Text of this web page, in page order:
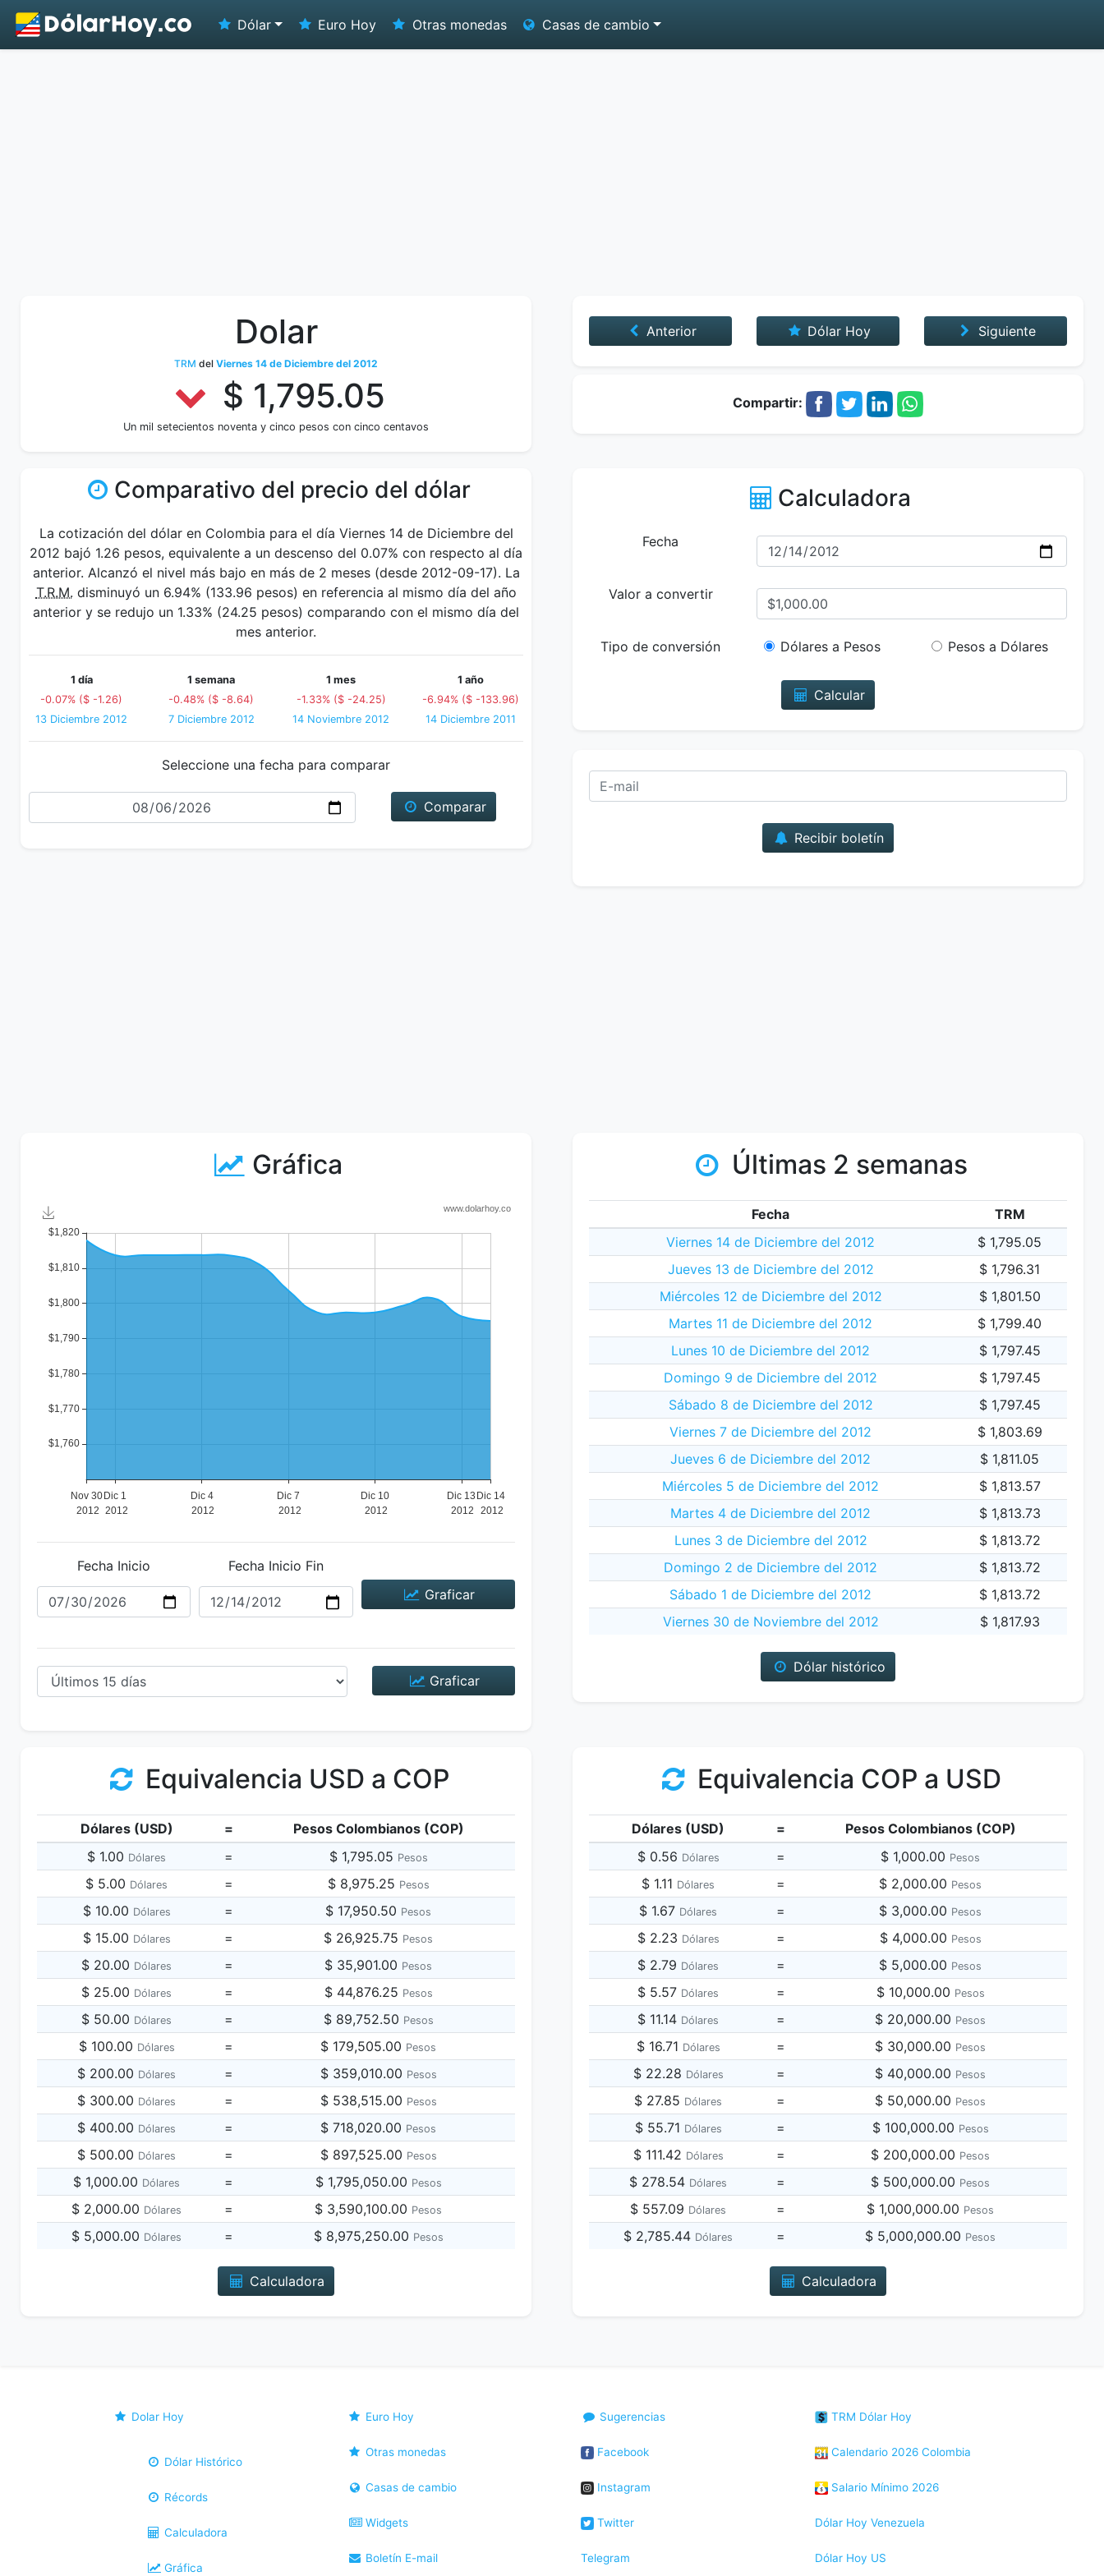
Dólar Euro Hoy Otras monedas Casas de cambio
Dolar
TRM del Viernes 14 de Diciembre del 2012
$ 1,795.05
Un mil setecientos noventa y cinco pesos con cinco centavos
Anterior Dólar Hoy Siguiente
Compartir:
Comparativo del precio del dólar
La cotización del dólar en Colombia para el día Viernes 14 de Diciembre del
2012 bajó 1.26 pesos, equivalente a un descenso del 0.07% con respecto al día
anterior. Alcanzó el nivel más bajo en más de 2 meses (desde 2012-09-17). La
T.R.M. disminuyó un 6.94% (133.96 pesos) en referencia al mismo día del año
anterior y se redujo un 1.33% (24.25 pesos) comparando con el mismo día del
mes anterior.
1 día
-0.07% ($ -1.26)
13 Diciembre 2012
1 semana
-0.48% ($ -8.64)
7 Diciembre 2012
1 mes
-1.33% ($ -24.25)
14 Noviembre 2012
1 año
-6.94% ($ -133.96)
14 Diciembre 2011
Seleccione una fecha para comparar
Fecha
Comparar
Calculadora
Fecha
Valor a convertir
Tipo de conversión Dólares a Pesos Pesos a Dólares
Calcular
Recibir boletín
Gráfica
Fecha Inicio
Fecha Inicio Fin
Graficar
Graficar
Últimas 2 semanas
Fecha
TRM
Viernes 14 de Diciembre del 2012
$ 1,795.05
Jueves 13 de Diciembre del 2012
$ 1,796.31
Miércoles 12 de Diciembre del 2012
$ 1,801.50
Martes 11 de Diciembre del 2012
$ 1,799.40
Lunes 10 de Diciembre del 2012
$ 1,797.45
Domingo 9 de Diciembre del 2012
$ 1,797.45
Sábado 8 de Diciembre del 2012
$ 1,797.45
Viernes 7 de Diciembre del 2012
$ 1,803.69
Jueves 6 de Diciembre del 2012
$ 1,811.05
Miércoles 5 de Diciembre del 2012
$ 1,813.57
Martes 4 de Diciembre del 2012
$ 1,813.73
Lunes 3 de Diciembre del 2012
$ 1,813.72
Domingo 2 de Diciembre del 2012
$ 1,813.72
Sábado 1 de Diciembre del 2012
$ 1,813.72
Viernes 30 de Noviembre del 2012
$ 1,817.93
Dólar histórico
Equivalencia USD a COP
Dólares (USD) =
Pesos Colombianos (COP)
$ 1.00 Dólares = $ 1,795.05 Pesos
$ 5.00 Dólares = $ 8,975.25 Pesos
$ 10.00 Dólares = $ 17,950.50 Pesos
$ 15.00 Dólares = $ 26,925.75 Pesos
$ 20.00 Dólares = $ 35,901.00 Pesos
$ 25.00 Dólares = $ 44,876.25 Pesos
$ 50.00 Dólares = $ 89,752.50 Pesos
$ 100.00 Dólares = $ 179,505.00 Pesos
$ 200.00 Dólares = $ 359,010.00 Pesos
$ 300.00 Dólares = $ 538,515.00 Pesos
$ 400.00 Dólares = $ 718,020.00 Pesos
$ 500.00 Dólares = $ 897,525.00 Pesos
$ 1,000.00 Dólares = $ 1,795,050.00 Pesos
$ 2,000.00 Dólares = $ 3,590,100.00 Pesos
$ 5,000.00 Dólares = $ 8,975,250.00 Pesos
Calculadora
Equivalencia COP a USD
Dólares (USD) =
Pesos Colombianos (COP)
$ 0.56 Dólares = $ 1,000.00 Pesos
$ 1.11 Dólares = $ 2,000.00 Pesos
$ 1.67 Dólares = $ 3,000.00 Pesos
$ 2.23 Dólares = $ 4,000.00 Pesos
$ 2.79 Dólares = $ 5,000.00 Pesos
$ 5.57 Dólares = $ 10,000.00 Pesos
$ 11.14 Dólares = $ 20,000.00 Pesos
$ 16.71 Dólares = $ 30,000.00 Pesos
$ 22.28 Dólares = $ 40,000.00 Pesos
$ 27.85 Dólares = $ 50,000.00 Pesos
$ 55.71 Dólares = $ 100,000.00 Pesos
$ 111.42 Dólares = $ 200,000.00 Pesos
$ 278.54 Dólares = $ 500,000.00 Pesos
$ 557.09 Dólares = $ 1,000,000.00 Pesos
$ 2,785.44 Dólares = $ 5,000,000.00 Pesos
Calculadora
Dolar Hoy
Dólar Histórico
Récords
Calculadora
Gráfica
Euro Hoy
Otras monedas
Casas de cambio
Widgets
Boletín E-mail
Sugerencias
Facebook
Instagram
Twitter
Telegram
TRM Dólar Hoy
Calendario 2026 Colombia
Salario Mínimo 2026
Dólar Hoy Venezuela
Dólar Hoy US